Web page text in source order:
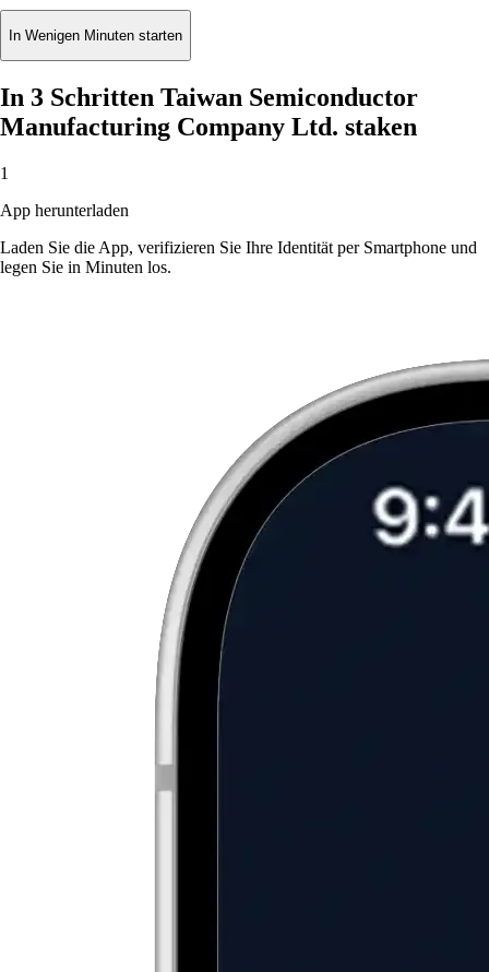
In Wenigen Minuten starten
In 3 Schritten Taiwan Semiconductor
Manufacturing Company Ltd. staken
1
App herunterladen
Laden Sie die App, verifizieren Sie Ihre Identität per Smartphone und
legen Sie in Minuten los.